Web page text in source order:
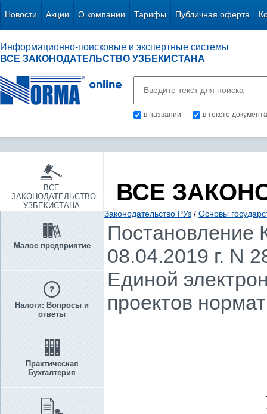
Новости Акции О компании Тарифы Публичная оферта
Информационно-поисковые и экспертные системы
ВСЕ ЗАКОНОДАТЕЛЬСТВО УЗБЕКИСТАНА
в названии в тексте документа
ВСЕ
ЗАКОНОДАТЕЛЬСТВО
УЗБЕКИСТАНА
Малое предприятие
Налоги: Вопросы и
ответы
Практическая
Бухгалтерия
ВСЕ
Законодательство РУз / Основы
Постановление
08.04.2019 г. N
Единой
проектов